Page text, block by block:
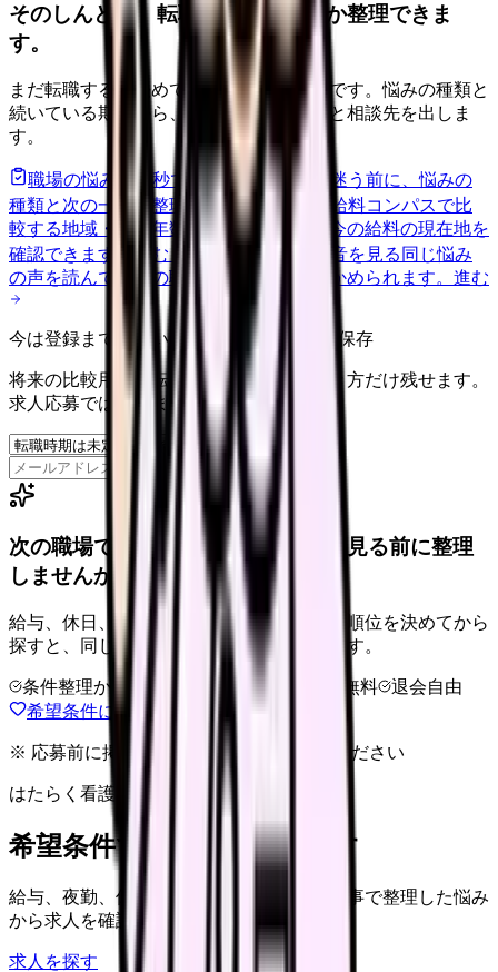
そのしんどさ、転職すべきサインか整理できま
す。
まだ転職すると決めていなくても大丈夫です。悩みの種類と
続いている期間から、次に見るべき記事と相談先を出しま
す。
職場の悩みを30秒で診断 辞めるべきか迷う前に、悩みの
種類と次の一歩を整理します。 進む
給料コンパスで比
較する地域・経験年数・施設形態から、今の給料の現在地を
確認できます。
進む 匿名掲示板で本音を見る 同じ悩み
の声を読んで、今の職場だけの問題か確かめられます。 進む
今は登録までしない人向け: 希望条件だけ保存
将来の比較用に、転職時期と気になる働き方だけ残せます。
求人応募ではありません。
保存
次の職場で外せない条件を、求人を見る前に整理
しませんか。
給与、休日、夜勤、通勤、人間関係。優先順位を決めてから
探すと、同じ失敗を繰り返しにくくなります。
条件整理からOK 非公開求人あり 完全無料
退会自由
希望条件に合う職場を相談する
※ 応募前に掲載元の最新情報を確認してください
はたらく看護師さん 求人
希望条件で看護師求人を探す
給与、夜勤、休み、ブランクなど、この記事で整理した悩み
から求人を確認できます。
求人を探す